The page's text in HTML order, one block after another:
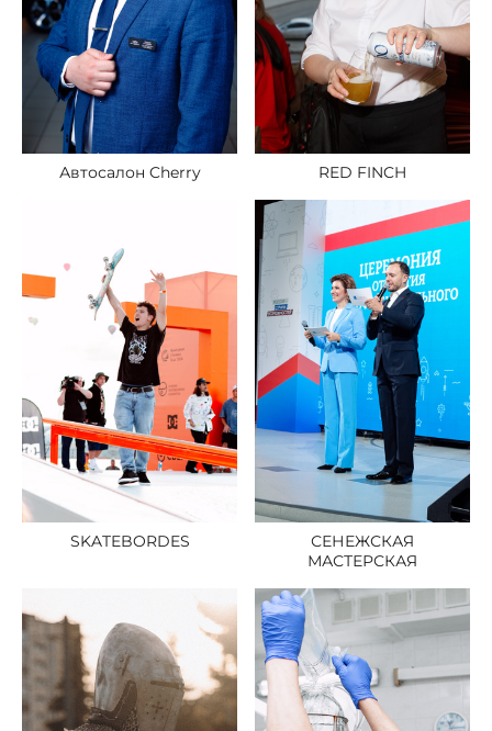
Автосалон Cherry RED FINCH
SKATEBORDES
СЕНЕЖСКАЯ
МАСТЕРСКАЯ